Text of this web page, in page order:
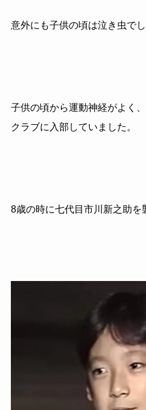
意外にも子供の頃は泣き虫でし
子供の頃から運動神経がよく
クラブに入部していました。
8歳の時に七代目市川新之助を